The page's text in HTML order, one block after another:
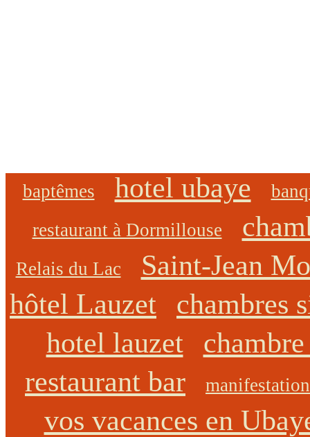
baptêmes hotel ubaye
restaurant à Dormillouse
Relais du Lac
Saint-Jean
hôtel Lauzet
chambres
hotel lauzet
restaurant bar
vos vacances en